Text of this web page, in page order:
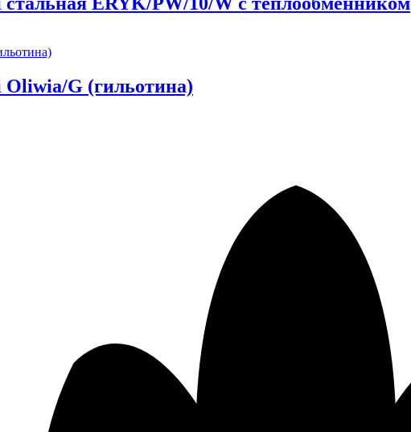
G (гильотина)